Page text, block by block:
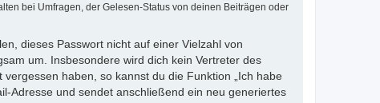
bei Umfragen, der Gelesen-Status von deinen Beiträgen oder
dieses Passwort nicht auf einer Vielzahl von
um. Insbesondere wird dich kein Vertreter des
haben, so kannst du die Funktion „Ich habe
Adresse und sendet anschließend ein neu generiertes